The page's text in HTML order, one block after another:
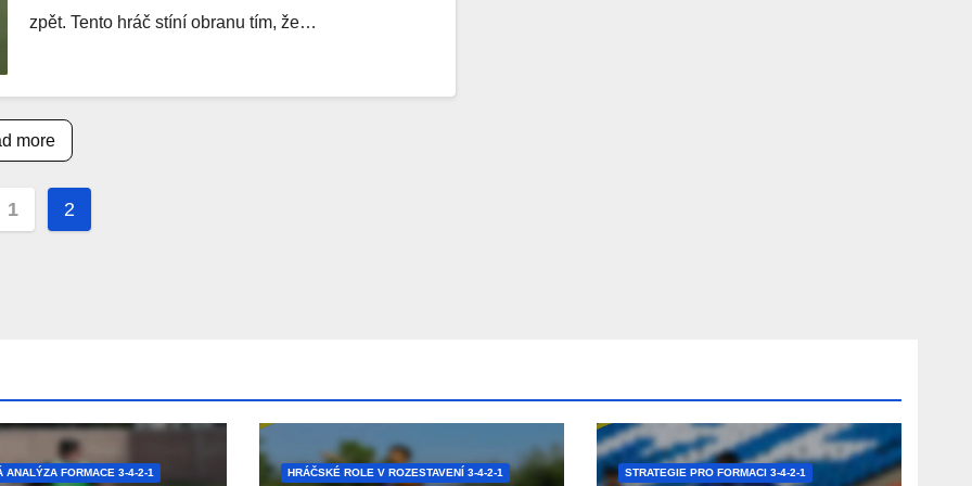
zpět. Tento hráč stíní obranu tím, že…
more
1 2
ANALÝZA FORMACE 3-4-2-1 HRÁČSKÉ ROLE V ROZESTAVENÍ 3-4-2-1 STRATEGIE PRO FORMACI 3-4-2-1